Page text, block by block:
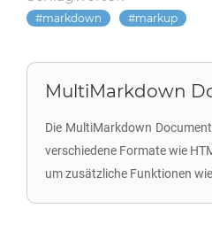
markdown markup
MultiMarkdown
Die MultiMarkdown
verschiedene Formate wie
um zusätzliche Funktionen